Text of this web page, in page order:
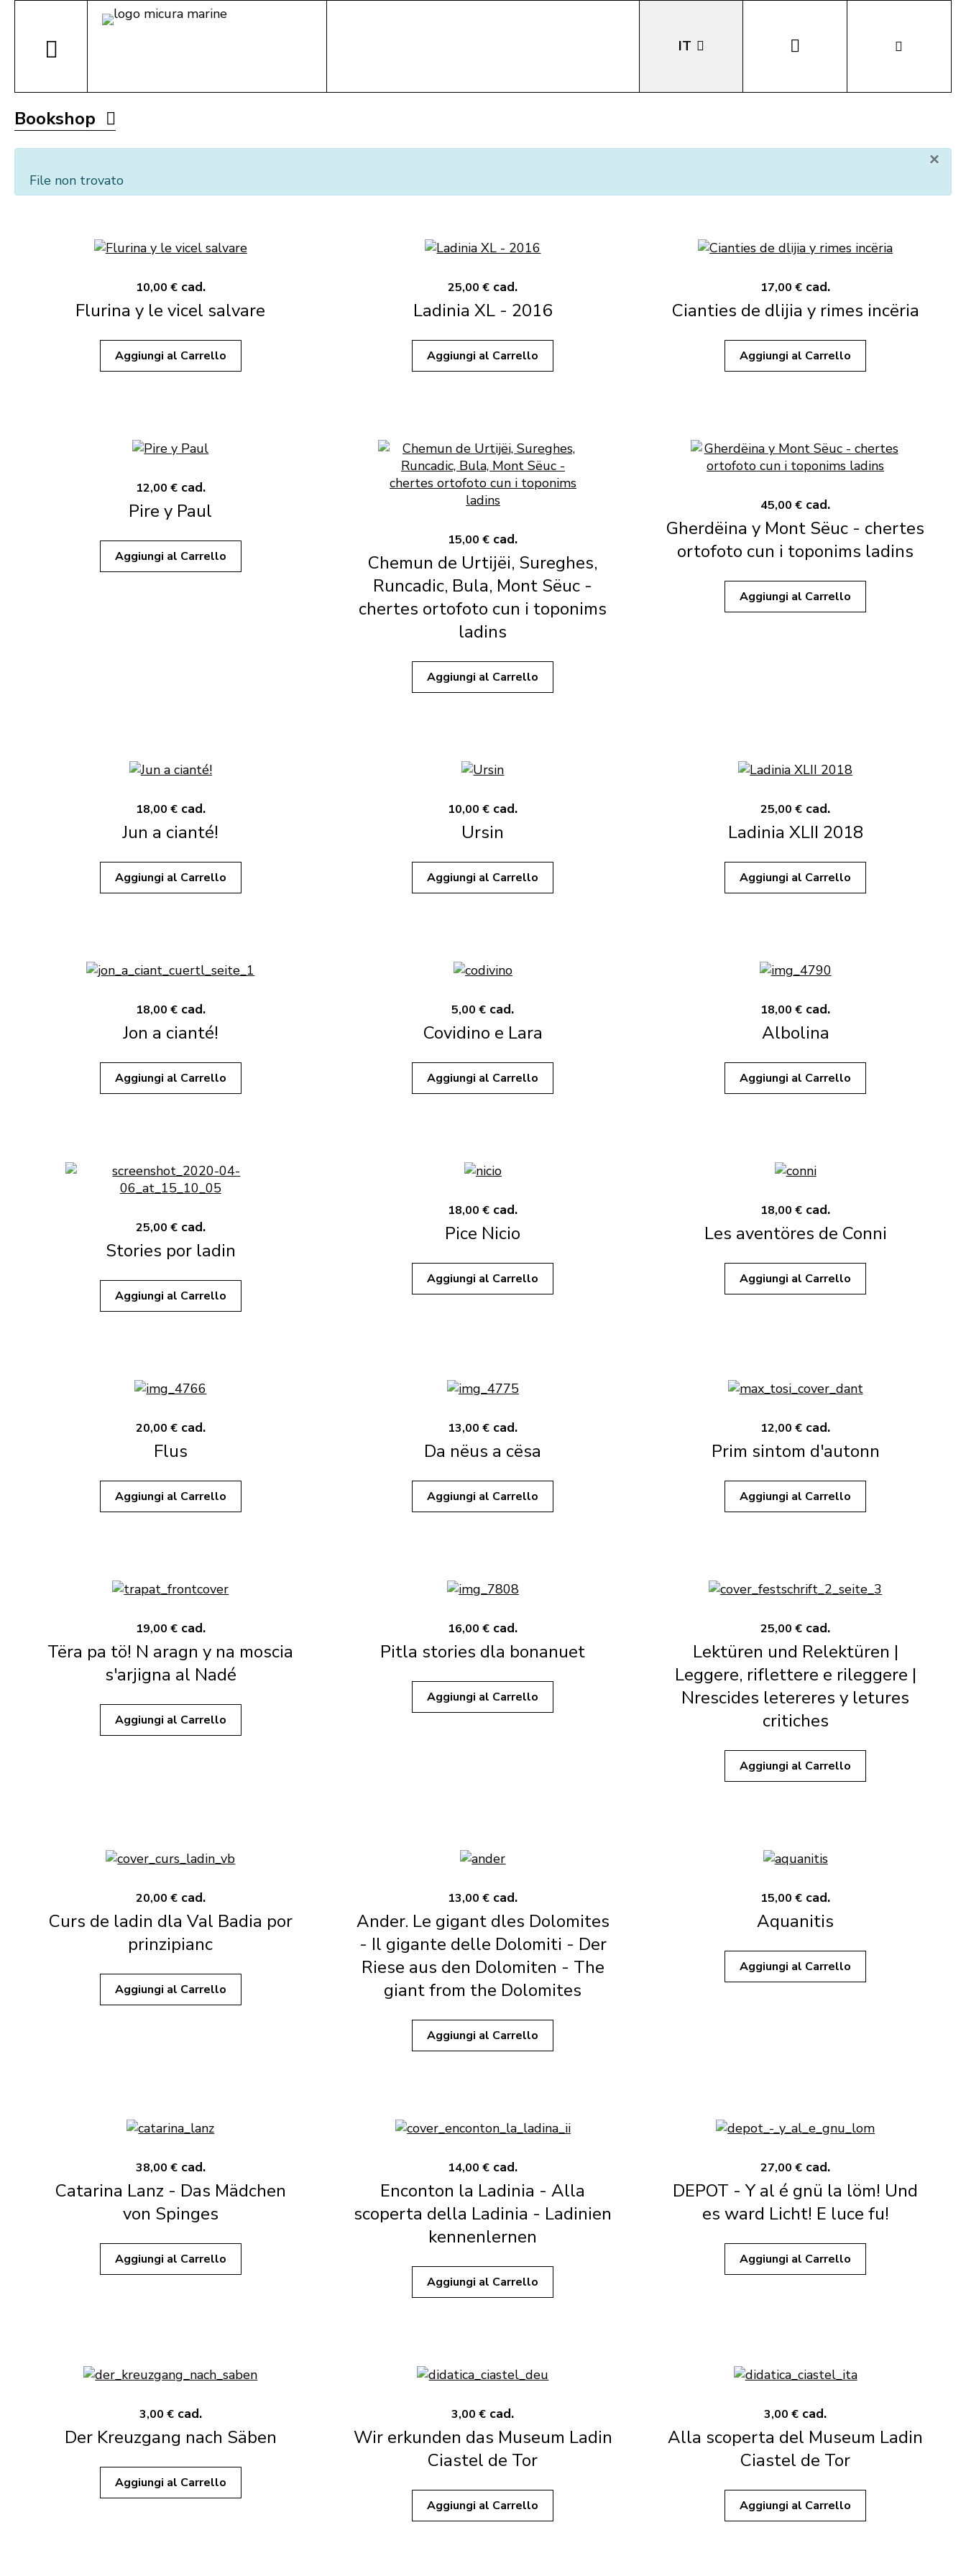
IT
Bookshop
×
File non trovato
10,00 € cad.
Flurina y le vicel salvare
Aggiungi al Carrello
25,00 € cad.
Ladinia XL - 2016
Aggiungi al Carrello
17,00 € cad.
Cianties de dlijia y rimes incëria
Aggiungi al Carrello
12,00 € cad.
Pire y Paul
Aggiungi al Carrello
15,00 € cad.
Chemun de Urtijëi, Sureghes,
Runcadic, Bula, Mont Sëuc -
chertes ortofoto cun i toponims
ladins
Aggiungi al Carrello
45,00 € cad.
Gherdëina y Mont Sëuc - chertes
ortofoto cun i toponims ladins
Aggiungi al Carrello
18,00 € cad.
Jun a cianté!
Aggiungi al Carrello
10,00 € cad.
Ursin
Aggiungi al Carrello
25,00 € cad.
Ladinia XLII 2018
Aggiungi al Carrello
18,00 € cad.
Jon a cianté!
Aggiungi al Carrello
5,00 € cad.
Covidino e Lara
Aggiungi al Carrello
18,00 € cad.
Albolina
Aggiungi al Carrello
25,00 € cad.
Stories por ladin
Aggiungi al Carrello
18,00 € cad.
Pice Nicio
Aggiungi al Carrello
18,00 € cad.
Les aventöres de Conni
Aggiungi al Carrello
20,00 € cad.
Flus
Aggiungi al Carrello
13,00 € cad.
Da nëus a cësa
Aggiungi al Carrello
12,00 € cad.
Prim sintom d'autonn
Aggiungi al Carrello
19,00 € cad.
Tëra pa tö! N aragn y na moscia
s'arjigna al Nadé
Aggiungi al Carrello
16,00 € cad.
Pitla stories dla bonanuet
Aggiungi al Carrello
25,00 € cad.
Lektüren und Relektüren |
Leggere, riflettere e rileggere |
Nrescides letereres y letures
critiches
Aggiungi al Carrello
20,00 € cad.
Curs de ladin dla Val Badia por
prinzipianc
Aggiungi al Carrello
13,00 € cad.
Ander. Le gigant dles Dolomites
- Il gigante delle Dolomiti - Der
Riese aus den Dolomiten - The
giant from the Dolomites
Aggiungi al Carrello
15,00 € cad.
Aquanitis
Aggiungi al Carrello
38,00 € cad.
Catarina Lanz - Das Mädchen
von Spinges
Aggiungi al Carrello
14,00 € cad.
Enconton la Ladinia - Alla
scoperta della Ladinia - Ladinien
kennenlernen
Aggiungi al Carrello
27,00 € cad.
DEPOT - Y al é gnü la löm! Und
es ward Licht! E luce fu!
Aggiungi al Carrello
3,00 € cad.
Der Kreuzgang nach Säben
Aggiungi al Carrello
3,00 € cad.
Wir erkunden das Museum Ladin
Ciastel de Tor
Aggiungi al Carrello
3,00 € cad.
Alla scoperta del Museum Ladin
Ciastel de Tor
Aggiungi al Carrello